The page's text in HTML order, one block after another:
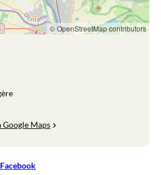
© OpenStreetMap contributors
Maps
Facebook